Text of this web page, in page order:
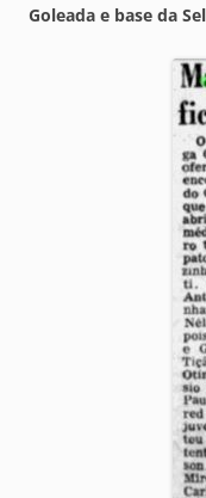
Goleada e base da